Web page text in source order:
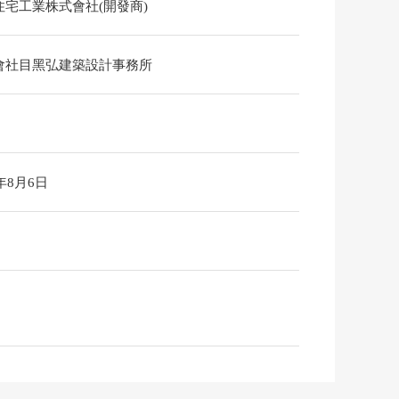
宅工業株式會社(開發商)
社目黑弘建築設計事務所
8月6日